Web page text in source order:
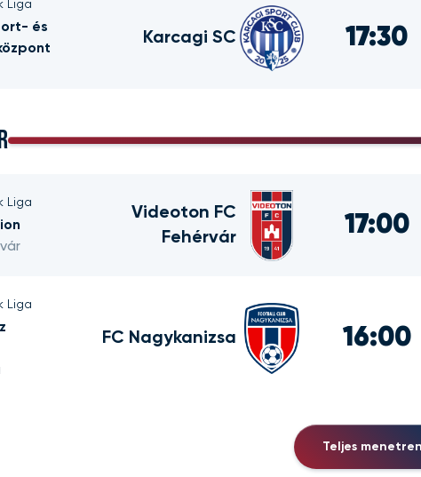
Liga
és
Karcagi SC 17:30
Liga
Videoton FC
Fehérvár
17:00
Liga
FC Nagykanizsa 16:00
Teljes